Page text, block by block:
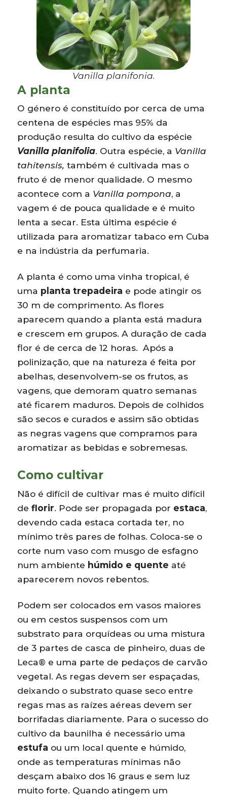
Vanilla planifonia.
A planta
O género é constituído por cerca de uma
centena de espécies mas 95% da
produção resulta do cultivo da espécie
Vanilla planifolia. Outra espécie, a Vanilla
tahitensis, também é cultivada mas o
fruto é de menor qualidade. O mesmo
acontece com a Vanilla pompona, a
vagem é de pouca qualidade e é muito
lenta a secar. Esta última espécie é
utilizada para aromatizar tabaco em Cuba
e na indústria da perfumaria.
A planta é como uma vinha tropical, é
uma planta trepadeira e pode atingir os
30 m de comprimento. As flores
aparecem quando a planta está madura
e crescem em grupos. A duração de cada
flor é de cerca de 12 horas. Após a
polinização, que na natureza é feita por
abelhas, desenvolvem-se os frutos, as
vagens, que demoram quatro semanas
até ficarem maduros. Depois de colhidos
são secos e curados e assim são obtidas
as negras vagens que compramos para
aromatizar as bebidas e sobremesas.
Como cultivar
Não é difícil de cultivar mas é muito difícil
deflorir. Pode ser propagada por estaca,
devendo cada estaca cortada ter, no
mínimo três pares de folhas. Coloca-se o
corte num vaso com musgo de esfagno
num ambiente húmido e quente até
aparecerem novos rebentos.
Podem ser colocados em vasos maiores
ou em cestos suspensos com um
substrato para orquídeas ou uma mistura
de 3 partes de casca de pinheiro, duas de
Leca® e uma parte de pedaços de carvão
vegetal. As regas devem ser espaçadas,
deixando o substrato quase seco entre
regas mas as raízes aéreas devem ser
borrifadas diariamente. Para o sucesso do
cultivo da baunilha é necessário uma
estufa ou um local quente e húmido,
onde as temperaturas mínimas não
desçam abaixo dos 16 graus e sem luz
muito forte. Quando atingem um